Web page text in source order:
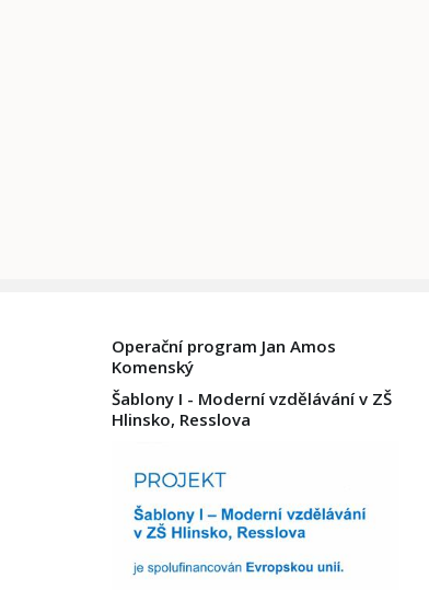
Operační program Jan Amos
Komenský
Šablony I - Moderní vzdělávání v ZŠ
Hlinsko, Resslova